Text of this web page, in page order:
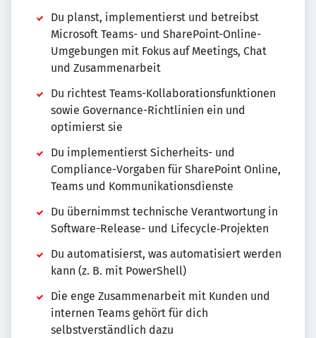
Du planst, implementierst und betreibst
Microsoft Teams- und SharePoint-Online-
Umgebungen mit Fokus auf Meetings, Chat
und Zusammenarbeit
Du richtest Teams-Kollaborationsfunktionen
sowie Governance-Richtlinien ein und
optimierst sie
Du implementierst Sicherheits- und
Compliance-Vorgaben für SharePoint Online,
Teams und Kommunikationsdienste
Du übernimmst technische Verantwortung in
Software-Release- und Lifecycle‑Projekten
Du automatisierst, was automatisiert werden
kann (z. B. mit PowerShell)
Die enge Zusammenarbeit mit Kunden und
internen Teams gehört für dich
selbstverständlich dazu